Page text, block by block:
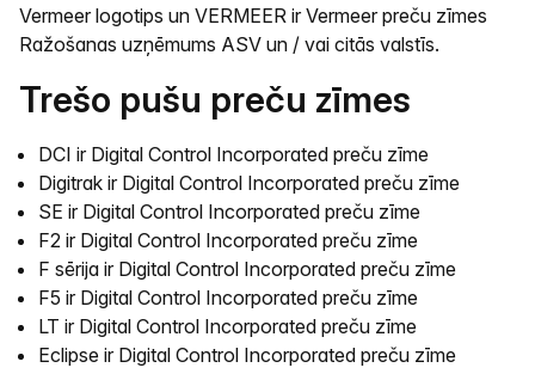
Vermeer logotips un VERMEER ir Vermeer preču zīmes
Ražošanas uzņēmums ASV un / vai citās valstīs.
Trešo pušu preču zīmes
DCI ir Digital Control Incorporated preču zīme
Digitrak ir Digital Control Incorporated preču zīme
SE ir Digital Control Incorporated preču zīme
F2 ir Digital Control Incorporated preču zīme
F sērija ir Digital Control Incorporated preču zīme
F5 ir Digital Control Incorporated preču zīme
LT ir Digital Control Incorporated preču zīme
Eclipse ir Digital Control Incorporated preču zīme